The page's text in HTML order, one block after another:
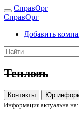
СправОрг
СправОрг
Добавить
Тепловъ
Контакты
Информация актуальна на: